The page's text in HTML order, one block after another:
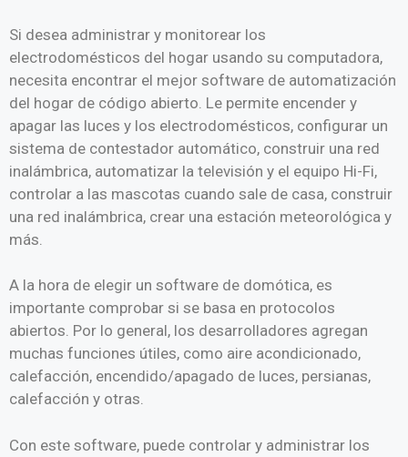
Si desea administrar y monitorear los
electrodomésticos del hogar usando su computadora,
necesita encontrar el mejor software de automatización
del hogar de código abierto. Le permite encender y
apagar las luces y los electrodomésticos, configurar un
sistema de contestador automático, construir una red
inalámbrica, automatizar la televisión y el equipo Hi-Fi,
controlar a las mascotas cuando sale de casa, construir
una red inalámbrica, crear una estación meteorológica y
más.
A la hora de elegir un software de domótica, es
importante comprobar si se basa en protocolos
abiertos. Por lo general, los desarrolladores agregan
muchas funciones útiles, como aire acondicionado,
calefacción, encendido/apagado de luces, persianas,
calefacción y otras.
Con este software, puede controlar y administrar los